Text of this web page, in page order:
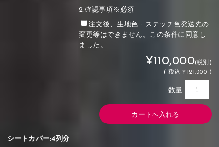
2.確認事項※必須
注文後、生地色・ステッチ色発送先の
変更等はできません。この条件に同意し
ました。
¥110,000(税別)
(税込 ¥121,000 )
数量
シートカバー:4列分